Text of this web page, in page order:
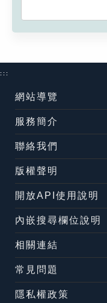
:::
網站導覽
服務簡介
聯絡我們
版權聲明
開放API使用說明
內嵌搜尋欄位說明
相關連結
常見問題
隱私權政策